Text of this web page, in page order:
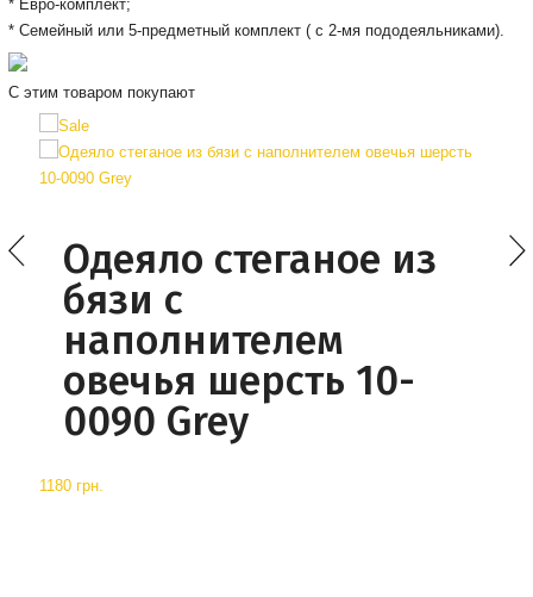
* Евро-комплект;
* Семейный или 5-предметный комплект ( с 2-мя пододеяльниками).
С этим товаром покупают
Одеяло стеганое из
бязи с
наполнителем
овечья шерсть 10-
0090 Grey
1180 грн.